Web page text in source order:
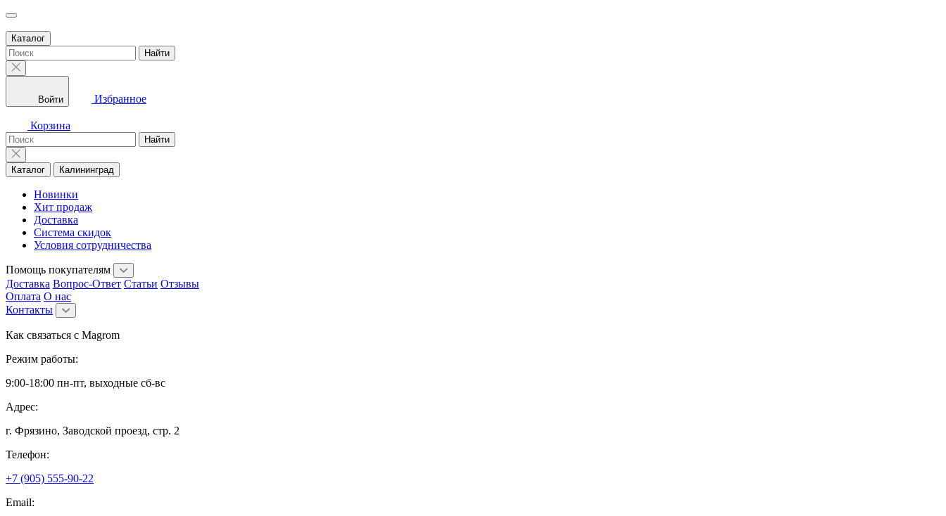
Каталог
Найти
Войти Избранное
Корзина
Найти
Каталог Калининград
Новинки
Хит продаж
Доставка
Система скидок
Условия сотрудничества
Помощь покупателям
Доставка Вопрос-Ответ Статьи Отзывы
Оплата О нас
Контакты
Как связаться с Magrom
Режим работы:
9:00-18:00 пн-пт, выходные сб-вс
Адрес:
г. Фрязино, Заводской проезд, стр. 2
Телефон:
+7 (905) 555-90-22
Email: